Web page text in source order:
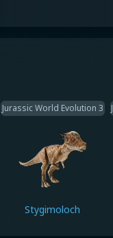
Jurassic World Evolution 3
Stygimoloch